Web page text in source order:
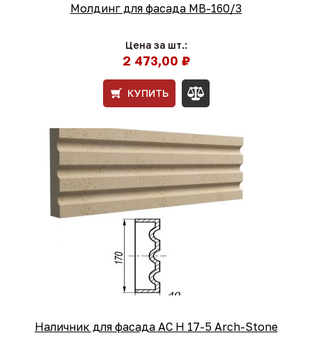
Молдинг для фасада МВ-160/3
Цена за шт.:
2 473,00 ₽
КУПИТЬ
Наличник для фасада AC Н 17-5 Arch-Stone